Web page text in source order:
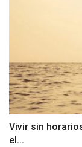
Vivir sin
el...